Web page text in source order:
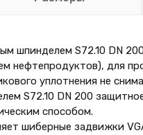
шпинделем S72.10 DN
нефтепродуктов), для
уплотнения не
S72.10 DN 200
способом.
шиберные задвижки